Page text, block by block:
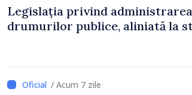
Legislația privind
drumurilor publice, aliniată la
/ Acum 7 zile